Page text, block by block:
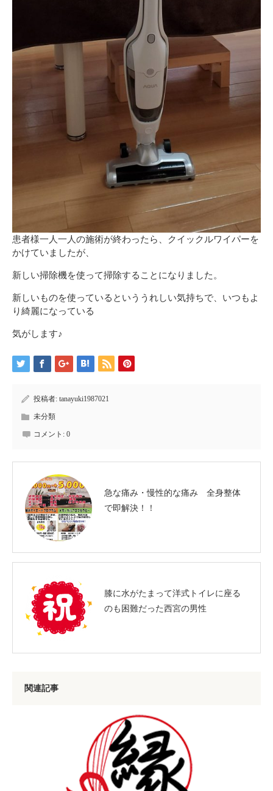
患者様一人一人の施術が終わったら、クイックルワイパーを
かけていましたが、
新しい掃除機を使って掃除することになりました。
新しいものを使っているといううれしい気持ちで、いつもよ
り綺麗になっている
気がします♪
投稿者: tanayuki1987021
未分類
コメント: 0
急な痛み・慢性的な痛み 全身整体
で即解決！！
膝に水がたまって洋式トイレに座る
のも困難だった西宮の男性
関連記事